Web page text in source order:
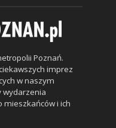
Poznań.
imprez
w naszym
wydarzenia
mieszkańców i ich